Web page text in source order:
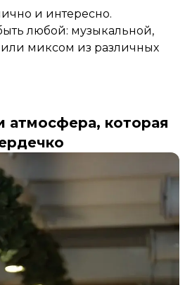
и интересно.
любой: музыкальной,
или миксом из различных
атмосфера, которая